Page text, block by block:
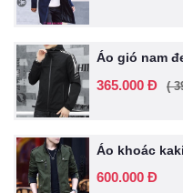
Áo gió nam
365.000 Đ (
Áo khoác
600.000 Đ